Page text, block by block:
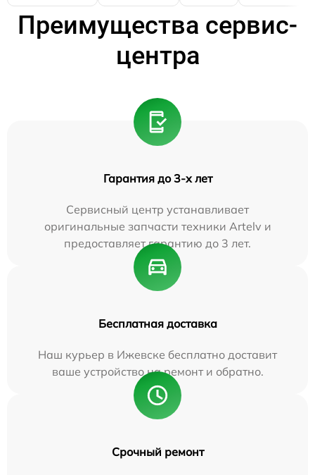
Преимущества сервис-
центра
Гарантия до 3-х лет
Сервисный центр устанавливает
оригинальные запчасти техники Artelv и
предоставляет гарантию до 3 лет.
Бесплатная доставка
Наш курьер в Ижевске бесплатно доставит
ваше устройство на ремонт и обратно.
Срочный ремонт